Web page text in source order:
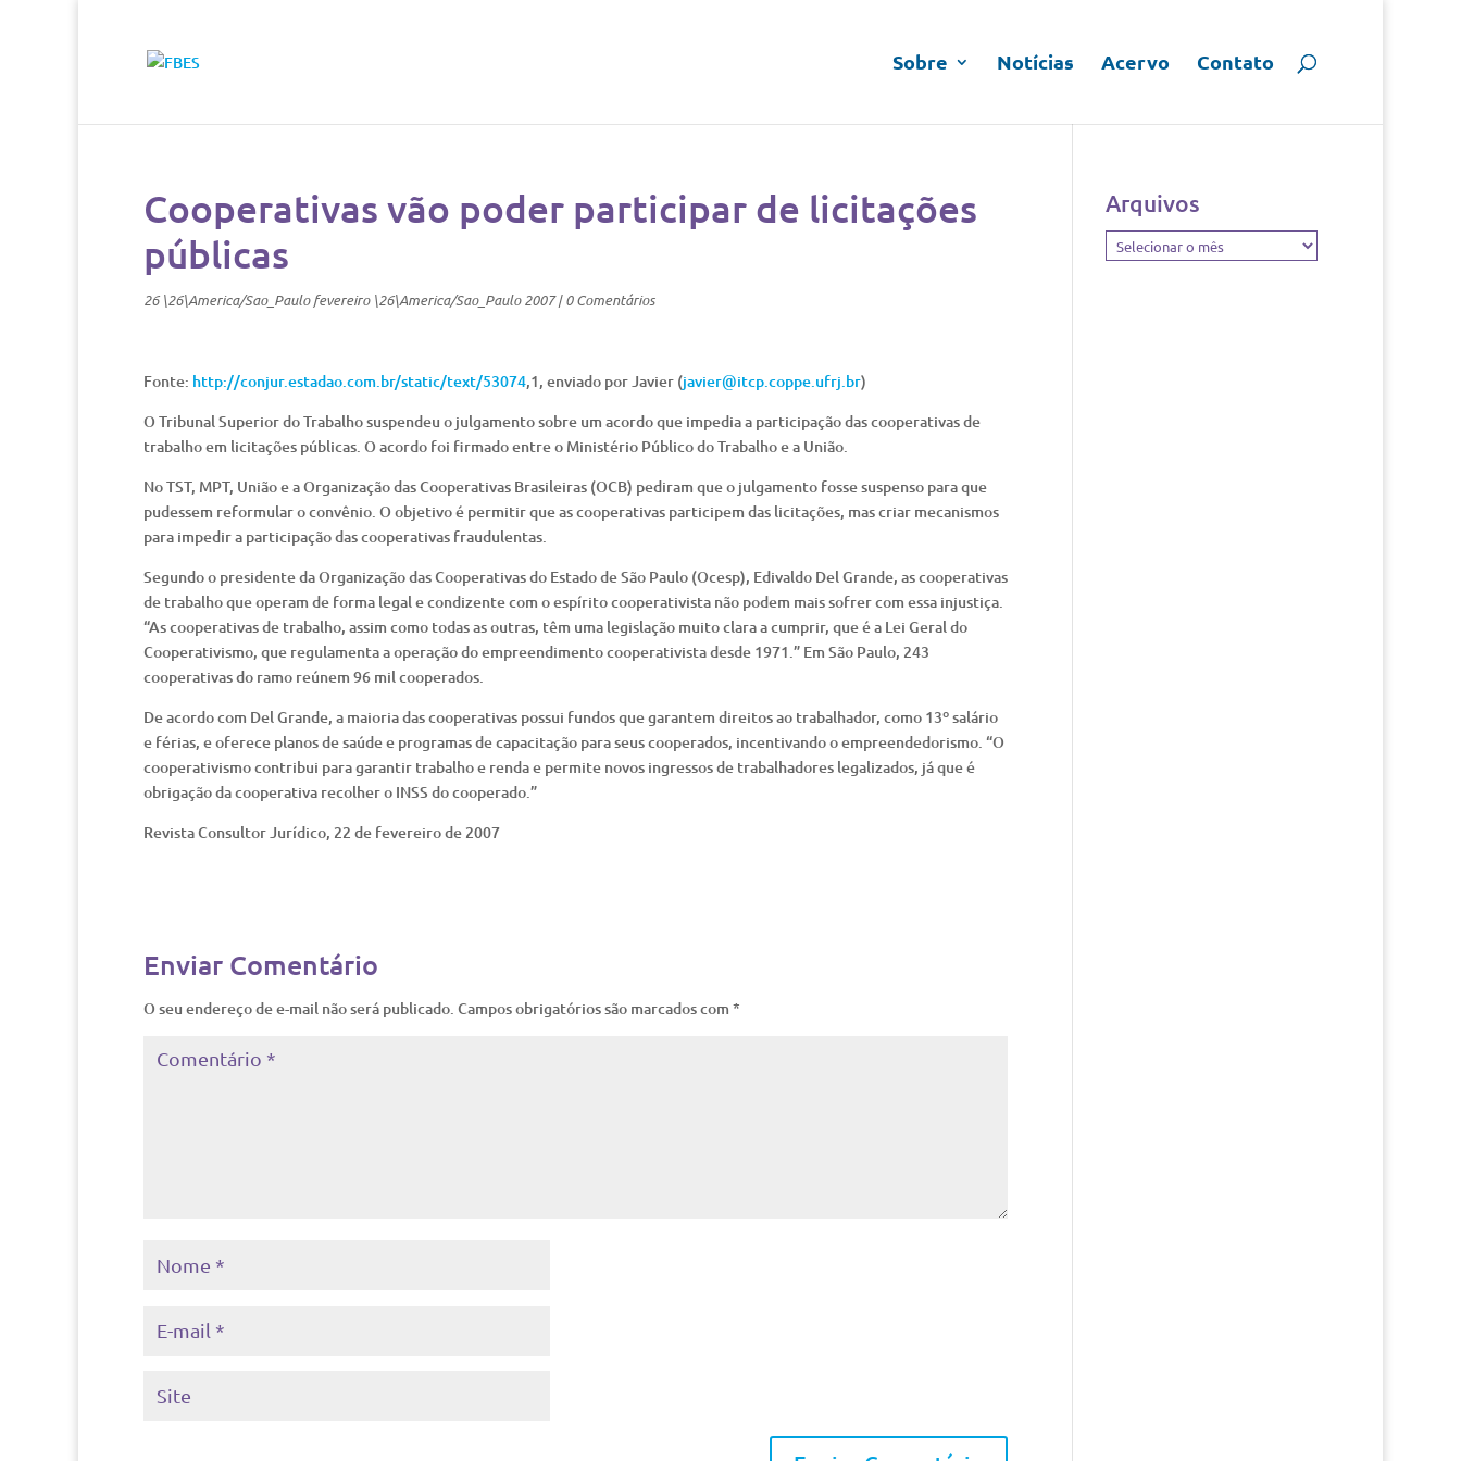
Sobre Notícias Acervo Contato
Cooperativas vão poder participar de licitações
públicas
26 \26\America/Sao_Paulo fevereiro \26\America/Sao_Paulo 2007|0 Comentários
Fonte: http://conjur.estadao.com.br/static/text/53074,1, enviado por Javier (javier@itcp.coppe.ufrj.br)
O Tribunal Superior do Trabalho suspendeu o julgamento sobre um acordo que impedia a participação das cooperativas de
trabalho em licitações públicas. O acordo foi firmado entre o Ministério Público do Trabalho e a União.
No TST, MPT, União e a Organização das Cooperativas Brasileiras (OCB) pediram que o julgamento fosse suspenso para que
pudessem reformular o convênio. O objetivo é permitir que as cooperativas participem das licitações, mas criar mecanismos
para impedir a participação das cooperativas fraudulentas.
Segundo o presidente da Organização das Cooperativas do Estado de São Paulo (Ocesp), Edivaldo Del Grande, as cooperativas
de trabalho que operam de forma legal e condizente com o espírito cooperativista não podem mais sofrer com essa injustiça.
“As cooperativas de trabalho, assim como todas as outras, têm uma legislação muito clara a cumprir, que é a Lei Geral do
Cooperativismo, que regulamenta a operação do empreendimento cooperativista desde 1971.” Em São Paulo, 243
cooperativas do ramo reúnem 96 mil cooperados.
De acordo com Del Grande, a maioria das cooperativas possui fundos que garantem direitos ao trabalhador, como 13º salário
e férias, e oferece planos de saúde e programas de capacitação para seus cooperados, incentivando o empreendedorismo. “O
cooperativismo contribui para garantir trabalho e renda e permite novos ingressos de trabalhadores legalizados, já que é
obrigação da cooperativa recolher o INSS do cooperado.”
Revista Consultor Jurídico, 22 de fevereiro de 2007
Enviar Comentário
O seu endereço de e-mail não será publicado. Campos obrigatórios são marcados com *
Arquivos
Arquivos